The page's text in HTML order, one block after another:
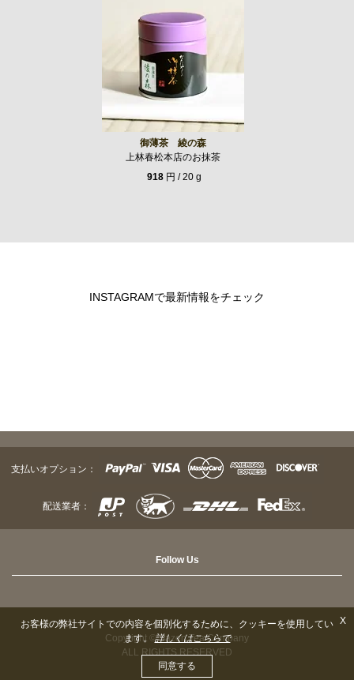
御薄茶 綾の森
上林春松本店のお抹茶
918円 / 20 g
INSTAGRAMで最新情報をチェック
支払いオプション：
配送業者：
Follow Us
Copyright © Sazen Tea Company
ALL RIGHTS RESERVED
X
お客様の弊社サイトでの内容を個別化するために、クッキーを使用してい
ます。詳しくはこちらで
同意する